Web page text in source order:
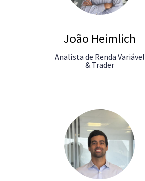
João Heimlich
Analista de Renda Variável
& Trader